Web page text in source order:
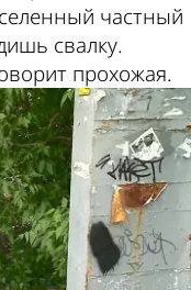
частный
свалку.
прохожая.